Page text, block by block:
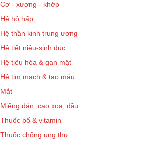
Cơ - xương - khớp
Hệ hô hấp
Hệ thần kinh trung ương
Hệ tiết niệu-sinh dục
Hệ tiêu hóa & gan mật
Hệ tim mạch & tạo máu
Mắt
Miếng dán, cao xoa, dầu
Thuốc bổ & vitamin
Thuốc chống ung thư